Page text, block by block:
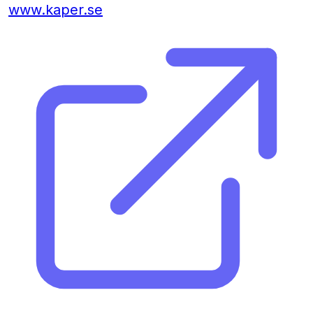
www.kaper.se